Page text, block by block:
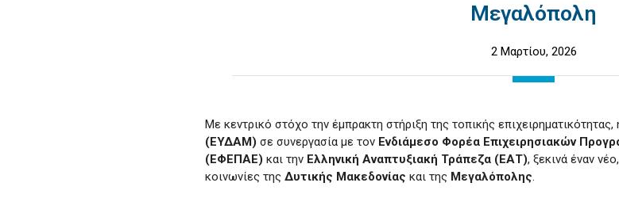
Μεγαλόπολη
2 Μαρτίου, 2026
Με κεντρικό στόχο την έμπρακτη στήριξη της τοπικής επιχειρηματικότητας,
(ΕΥΔΑΜ) σε συνεργασία με τον Ενδιάμεσο Φορέα Επιχειρησιακών
(ΕΦΕΠΑΕ) και την Ελληνική Αναπτυξιακή Τράπεζα (ΕΑΤ), ξεκινά έναν
κοινωνίες τηςΔυτικής Μακεδονίας και της Μεγαλόπολης.